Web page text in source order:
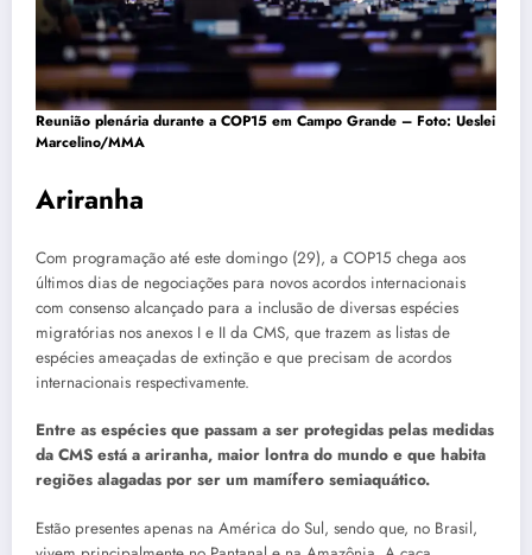
Reunião plenária durante a COP15 em Campo Grande – Foto: Ueslei
Marcelino/MMA
Ariranha
Com programação até este domingo (29), a COP15 chega aos
últimos dias de negociações para novos acordos internacionais
com consenso alcançado para a inclusão de diversas espécies
migratórias nos anexos I e II da CMS, que trazem as listas de
espécies ameaçadas de extinção e que precisam de acordos
internacionais respectivamente.
Entre as espécies que passam a ser protegidas pelas medidas
da CMS está a ariranha, maior lontra do mundo e que habita
regiões alagadas por ser um mamífero semiaquático.
Estão presentes apenas na América do Sul, sendo que, no Brasil,